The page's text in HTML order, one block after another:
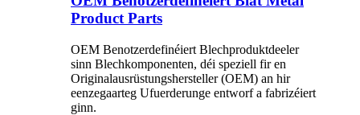
Product Parts
OEM Benotzerdefinéiert Blechproduktdeeler
sinn Blechkomponenten, déi speziell fir en
Originalausrüstungshersteller (OEM) an hir
eenzegaarteg Ufuerderunge entworf a fabrizéiert
ginn.